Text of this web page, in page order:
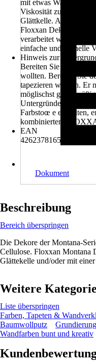
mit etwas Wasser
Viskosität zu
Glättkelle.
Floxxan Dekore
verarbeitet werden.
einfache und schnelle
Hinweis zur
Bereiten Sie den
wollten. Bereiten Sie
tapezieren wollten. Er
möglischst
Untergründen, die
Farbstoœ e enthalten,
kombinierten
EAN
4262378165262
Dokument
Beschreibung
Bereich überspringen
Die Dekore der Montana-
Cellulose. Floxxan Montana
Glättekelle und/oder mit
Weitere
Liste überspringen
Farben, Tapeten &
Baumwollputz
Wandfarben bunt und kreativ